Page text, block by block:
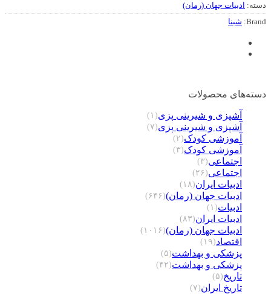
دسته: ادبيات جهان (رمان)
Brand: شبنا
دسته‌های محصولات
آشپزی و شیرینی پزی(۱)
آشپزی و شیرینی پزی(۷)
آموزشی کودک(۲)
آموزشی کودک(۳)
اجتماعی(۳)
اجتماعی(۲۶)
ادبیات ایران(۱۸)
ادبیات جهان (رمان)(۶۴۶)
ادبیات(۱)
ادبیات ایران(۸۳)
ادبیات جهان (رمان)(۱۰۱۶)
اقتصاد(۱۹)
پزشکی و بهداشت(۵)
پزشکی و بهداشت(۴۲)
تاریخ(۵)
تاریخ ایران(۷)